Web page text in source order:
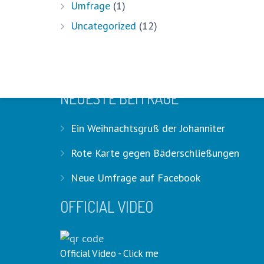
Umfrage (1)
Uncategorized (12)
NEUESTE BEITRÄGE
Ein Weihnachtsgruß der Johanniter
Rote Karte gegen Bäderschließungen
Neue Umfrage auf Facebook
OFFICIAL VIDEO
Official Video - Click me